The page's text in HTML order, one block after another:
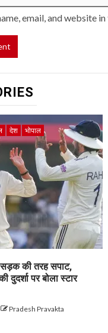
email, and website
देश
भोपाल
सड़क की तरह सपाट,
दुदर्शा पर बोला स्टार
Pradesh Pravakta